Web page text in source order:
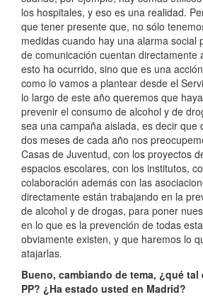
los hospitales, y eso es una realidad.
que tener presente que, no sólo
medidas cuando hay una alarma social
de comunicación cuentan directamente
esto ha ocurrido, sino que es una
como lo vamos a plantear desde el
lo largo de este año queremos que
prevenir el consumo de alcohol y de
sea una campaña aislada, es decir que
dos meses de cada año nos
Casas de Juventud, con los proyectos
espacios escolares, con los institutos,
colaboración además con las
directamente están trabajando en la
de alcohol y de drogas, para poner
en lo que es la prevención de todas
obviamente existen, y que haremos lo
atajarlas.
Bueno, cambiando de tema, ¿qué tal
PP? ¿Ha estado usted en Madrid?